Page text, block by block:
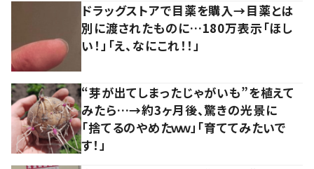
ドラッグストアで目薬を購入→目薬とは
別に渡されたものに…180万表示「ほし
い！」「え、なにこれ！！」
“芽が出てしまったじゃがいも”を植えて
みたら…→約3ヶ月後、驚きの光景に
「捨てるのやめたｗｗ」「育ててみたいで
す！」